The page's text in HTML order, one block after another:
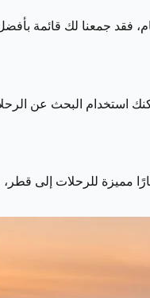
فقد جمعنا لك قائمة
استخدام البحث عن
مميزة للرحلات إلى